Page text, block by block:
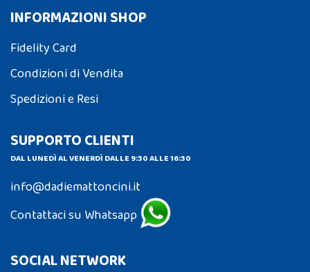
INFORMAZIONI SHOP
Fidelity Card
Condizioni di Vendita
Spedizioni e Resi
SUPPORTO CLIENTI
DAL LUNEDÌ AL VENERDÌ DALLE 9:30 ALLE 16:30
info@dadiemattoncini.it
Contattaci su Whatsapp
SOCIAL NETWORK